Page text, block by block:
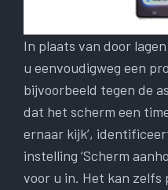
In plaats van door
u eenvoudigweg een
bijvoorbeeld tegen de
dat het scherm een
ernaar kijk’,
instelling ‘Scherm
voor u in. Het kan zelfs